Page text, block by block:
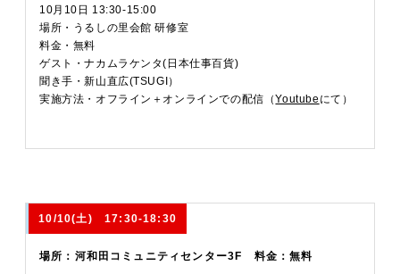
10月10日 13:30-15:00
場所・うるしの里会館 研修室
料金・無料
ゲスト・ナカムラケンタ(日本仕事百貨)
聞き手・新山直広(TSUGI）
実施方法・オフライン＋オンラインでの配信（Youtube にて）
10/10(土) 17:30-18:30
場所：河和田コミュニティセンター3F 料金：無料